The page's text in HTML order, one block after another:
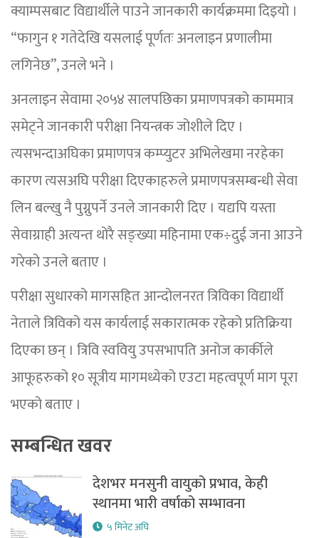
क्याम्पसबाट विद्यार्थीले पाउने जानकारी कार्यक्रममा दिइयो ।
“फागुन १ गतेदेखि यसलाई पूर्णतः अनलाइन प्रणालीमा
लगिनेछ”, उनले भने ।
अनलाइन सेवामा २०५४ सालपछिका प्रमाणपत्रको काममात्र
समेट्ने जानकारी परीक्षा नियन्त्रक जोशीले दिए ।
त्यसभन्दाअघिका प्रमाणपत्र कम्प्युटर अभिलेखमा नरहेका
कारण त्यसअघि परीक्षा दिएकाहरुले प्रमाणपत्रसम्बन्धी सेवा
लिन बल्खु नै पुग्नुपर्ने उनले जानकारी दिए । यद्यपि यस्ता
सेवाग्राही अत्यन्त थोरै सङ्ख्या महिनामा एक÷दुई जना आउने
गरेको उनले बताए ।
परीक्षा सुधारको मागसहित आन्दोलनरत त्रिविका विद्यार्थी
नेताले त्रिविको यस कार्यलाई सकारात्मक रहेको प्रतिक्रिया
दिएका छन् । त्रिवि स्ववियु उपसभापति अनोज कार्कीले
आफूहरुको १० सूत्रीय मागमध्येको एउटा महत्वपूर्ण माग पूरा
भएको बताए ।
सम्बन्धित खवर
देशभर मनसुनी वायुको प्रभाव, केही
स्थानमा भारी वर्षाको सम्भावना
५ मिनेट अघि